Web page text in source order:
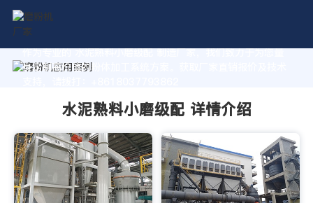
作为专业的 水泥熟料小磨级配 制造厂家，我们致力于为您量
身定制高价值的粉体加工系统方案。获取厂家直销报价及技术
水泥熟料小磨级配 详情介绍